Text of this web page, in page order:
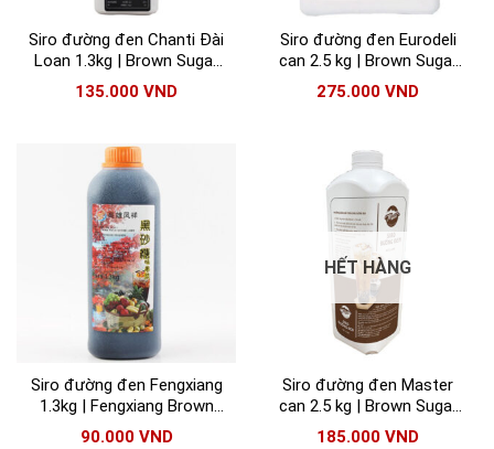
Siro đường đen Chanti Đài
Loan 1.3kg | Brown Sugar
Syrup Chanti
135.000 VND
Siro đường đen Eurodeli
can 2.5 kg | Brown Sugar
Syrup Eurodeli
275.000 VND
Siro đường đen Fengxiang
1.3kg | Fengxiang Brown
Sugar Syrup
90.000 VND
HẾT HÀNG
Siro đường đen Master
can 2.5 kg | Brown Sugar
Syrup Master
185.000 VND